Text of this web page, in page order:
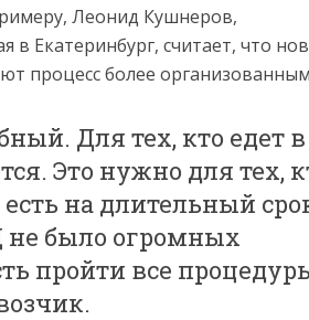
Леонид Кушнеров,
Екатеринбург, считает, что
процесс более
Для тех, кто едет в
Это нужно для тех,
на длительный
не было огромных
пройти все